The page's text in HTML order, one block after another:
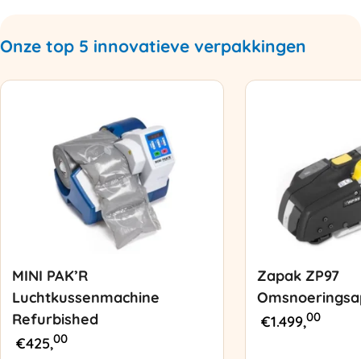
Onze top 5 innovatieve verpakkingen
MINI PAK’R
Luchtkussenmachine
Refurbished
€425,00
Zapak ZP97
€1.499,00